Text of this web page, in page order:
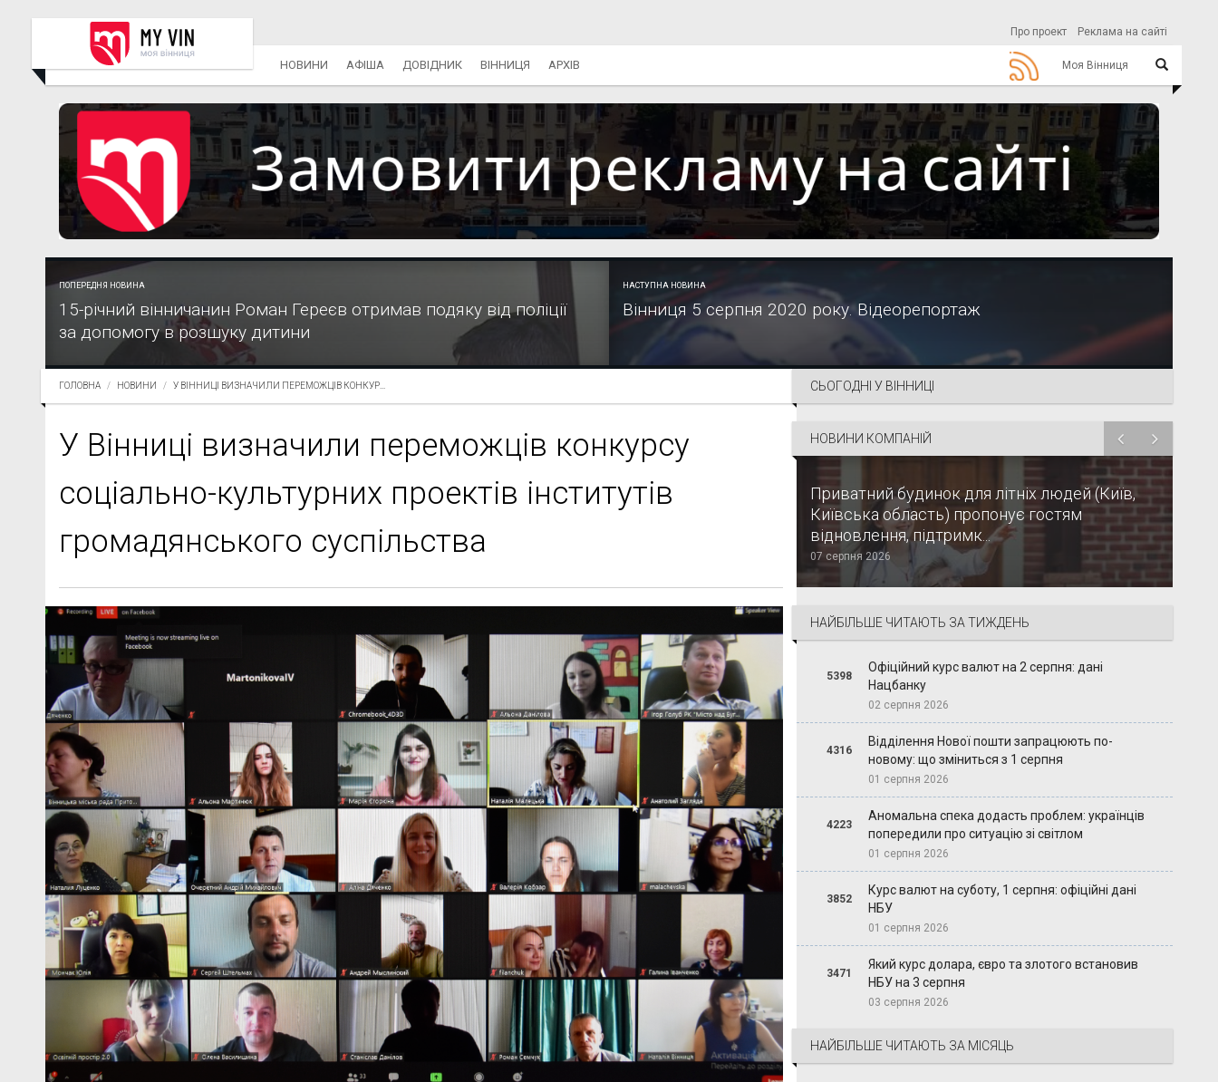
Про проект Реклама на сайті
Моя Вінниця
НОВИНИ АФІША ДОВІДНИК ВІННИЦЯ АРХІВ
ПОПЕРЕДНЯ НОВИНА
15-річний вінничанин Роман Гереєв отримав подяку від поліції
за допомогу в розшуку дитини
НАСТУПНА НОВИНА
Вінниця 5 серпня 2020 року. Відеорепортаж
ГОЛОВНА НОВИНИ У ВІННИЦІ ВИЗНАЧИЛИ ПЕРЕМОЖЦІВ КОНКУР...
У Вінниці визначили переможців конкурсу
соціально-культурних проектів інститутів
громадянського суспільства
СЬОГОДНІ У ВІННИЦІ
НОВИНИ КОМПАНІЙ
Приватний будинок для літніх людей (Київ,
Київська область) пропонує гостям
відновлення, підтримк...
07 серпня 2026
НАЙБІЛЬШЕ ЧИТАЮТЬ ЗА ТИЖДЕНЬ
5398
Офіційний курс валют на 2 серпня: дані
Нацбанку
02 серпня 2026
4316
Відділення Нової пошти запрацюють по-
новому: що зміниться з 1 серпня
01 серпня 2026
4223
Аномальна спека додасть проблем: українців
попередили про ситуацію зі світлом
01 серпня 2026
3852
Курс валют на суботу, 1 серпня: офіційні дані
НБУ
01 серпня 2026
3471
Який курс долара, євро та злотого встановив
НБУ на 3 серпня
03 серпня 2026
НАЙБІЛЬШЕ ЧИТАЮТЬ ЗА МІСЯЦЬ